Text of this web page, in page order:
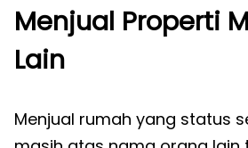
Menjual Properti
Lain
Menjual rumah yang status